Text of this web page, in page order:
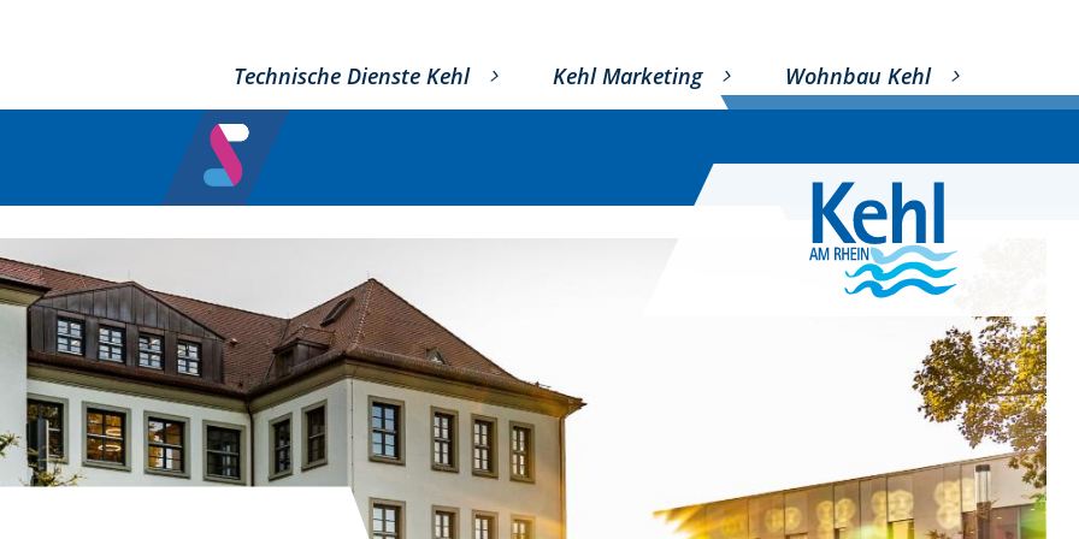
Technische Dienste Kehl Kehl Marketing Wohnbau Kehl